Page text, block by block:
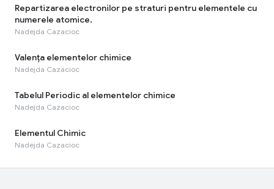
Repartizarea electronilor pe straturi pentru elementele cu
numerele atomice.
Nadejda Cazacioc
Valența elementelor chimice
Nadejda Cazacioc
Tabelul Periodic al elementelor chimice
Nadejda Cazacioc
Elementul Chimic
Nadejda Cazacioc